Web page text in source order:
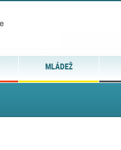
MLÁDEŽ